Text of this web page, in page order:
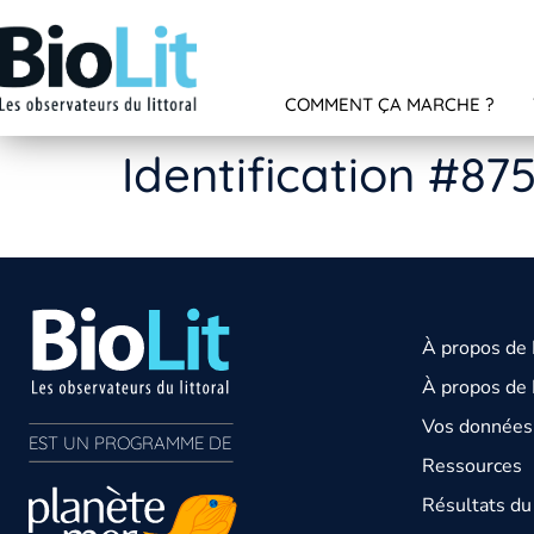
COMMENT ÇA MARCHE ?
Identification
EST UN PROGRAMME DE
À propos de
À propos de
Vos
Ressources
Résultats